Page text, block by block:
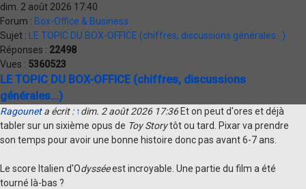
dim. 2 août 2026 17:40
Forum : Box-Office & Business
Sujet :
LE TOPIC DU BOX-OFFICE (chiffres, discussions générales...)
Réponses : 22498
Vues : 5360523
LE TOPIC DU BOX-OFFICE (chiffres, discussions
générales...)
Ragouneta écrit : ↑dim. 2 août 2026 17:36Et on peut d'ores et déjà
tabler sur un sixième opus de Toy Storytôt ou tard. Pixar va prendre
son temps pour avoir une bonne histoire donc pas avant 6-7 ans.
Le score Italien d'Odysséeest incroyable. Une partie du film a été
tourné là-bas ?